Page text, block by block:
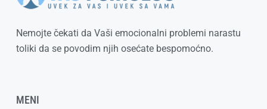
Nemojte čekati da Vaši emocionalni problemi narastu
toliki da se povodim njih osećate bespomoćno.
MENI